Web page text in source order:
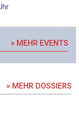
» MEHR EVENTS
» MEHR DOSSIERS